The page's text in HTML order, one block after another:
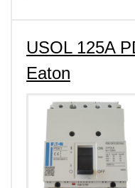
USOL 125A
Eaton